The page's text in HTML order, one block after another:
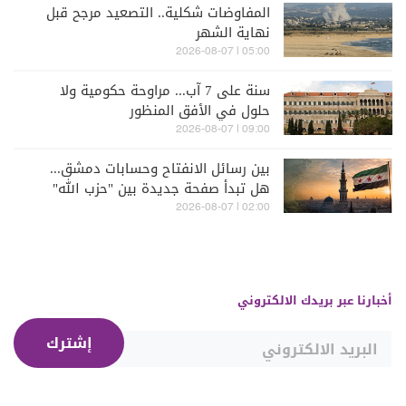
المفاوضات شكلية.. التصعيد مرجح قبل
نهاية الشهر
05:00 | 2026-08-07
سنة على 7 آب... مراوحة حكومية ولا
حلول في الأفق المنظور
09:00 | 2026-08-07
بين رسائل الانفتاح وحسابات دمشق...
هل تبدأ صفحة جديدة بين "حزب الله"
وسوريا - الشرع؟
02:00 | 2026-08-07
أخبارنا عبر بريدك الالكتروني
إشترك